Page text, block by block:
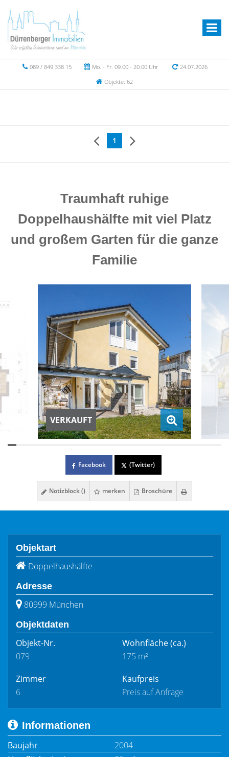
089 / 849 338 15 Mo. - Fr. 09.00 - 20.00 Uhr
24.07.2026
Objekte: 62
1
Traumhaft ruhige
Doppelhaushälfte mit viel Platz
und großem Garten für die ganze
Familie
VERKAUFT
Facebook (Twitter)
Notizblock () merken Broschüre
Objektart
Doppelhaushälfte
Adresse
80999 München
Objektdaten
Objekt-Nr.
079
Wohnfläche(ca.)
175 m²
Zimmer
6
Kaufpreis
Preis auf Anfrage
Informationen
Baujahr
2004